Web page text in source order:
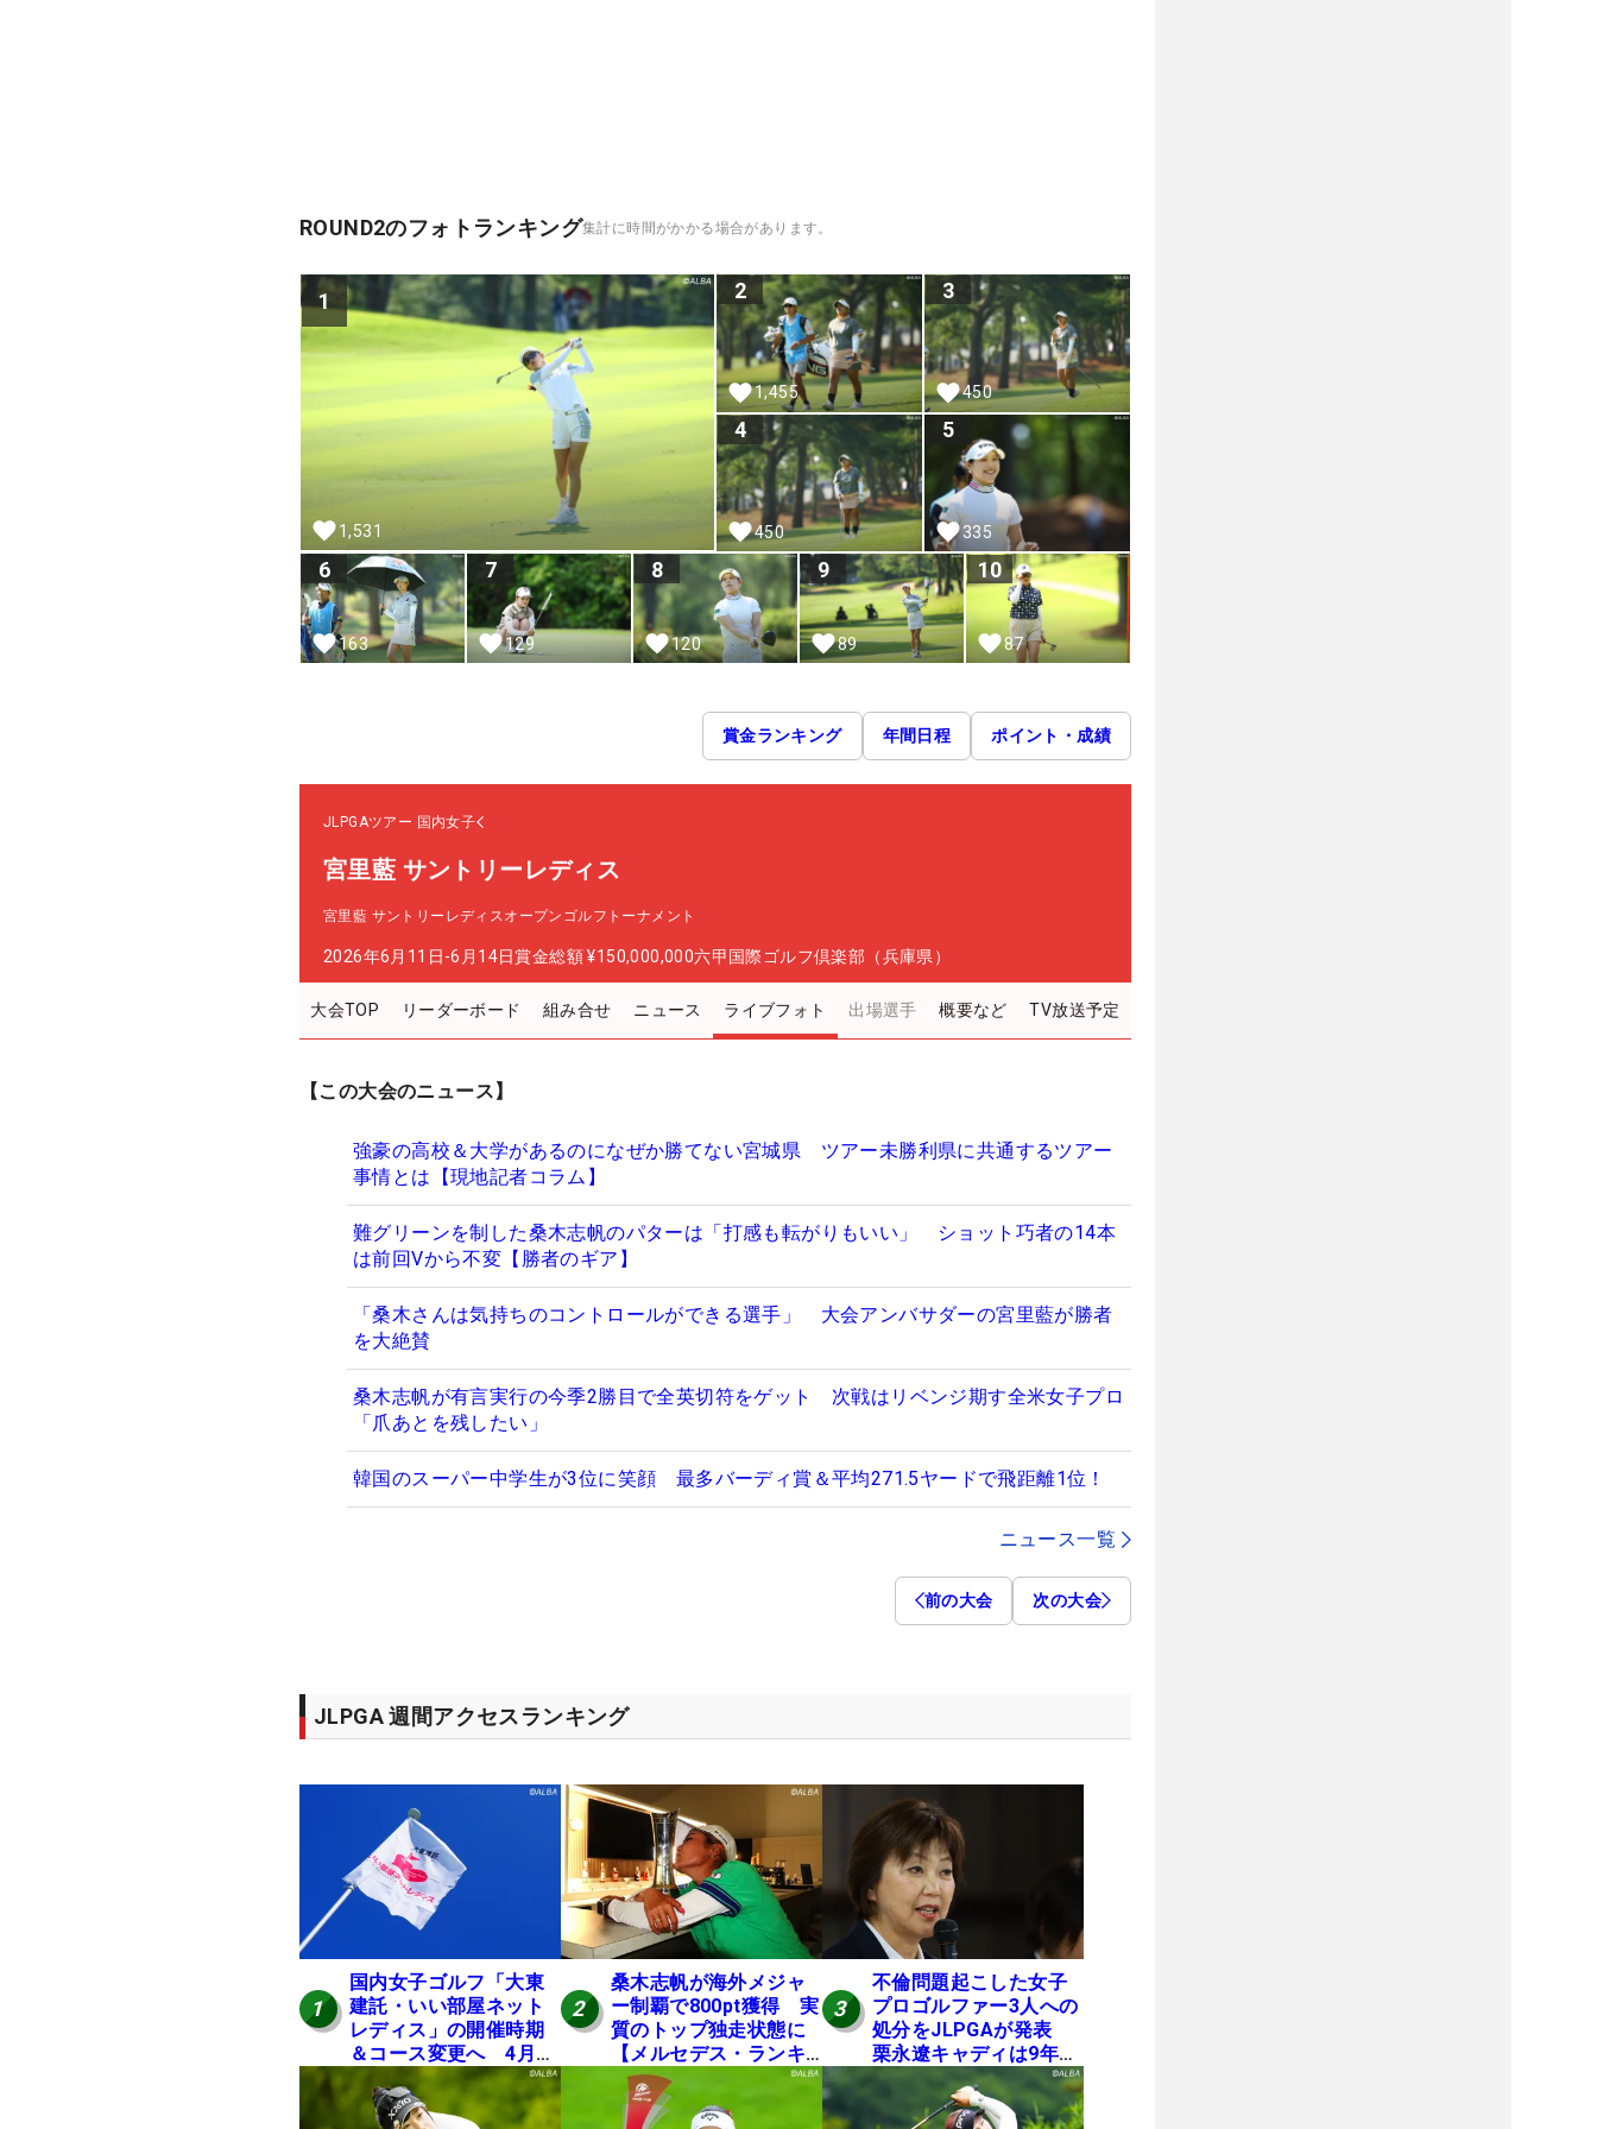
ROUND2のフォトランキング集計に時間がかかる場合があります。
1
1,531
2
1,455
3
450
4
450
5
335
6
163
7
129
8
120
9
89
10
87
賞金ランキング 年間日程 ポイント・成績
JLPGAツアー 国内女子
宮里藍 サントリーレディス
宮里藍 サントリーレディスオープンゴルフトーナメント
2026年6月11日-6月14日賞金総額 ¥150,000,000六甲国際ゴルフ倶楽部（兵庫県）
大会TOP リーダーボード 組み合せ ニュース ライブフォト 出場選手 概要など TV放送予定
【この大会のニュース】
強豪の高校＆大学があるのになぜか勝てない宮城県 ツアー未勝利県に共通するツアー
事情とは【現地記者コラム】
難グリーンを制した桑木志帆のパターは「打感も転がりもいい」 ショット巧者の14本
は前回Vから不変【勝者のギア】
「桑木さんは気持ちのコントロールができる選手」 大会アンバサダーの宮里藍が勝者
を大絶賛
桑木志帆が有言実行の今季2勝目で全英切符をゲット 次戦はリベンジ期す全米女子プロ
「爪あとを残したい」
韓国のスーパー中学生が3位に笑顔 最多バーディ賞＆平均271.5ヤードで飛距離1位！
ニュース一覧
前の大会 次の大会
JLPGA 週間アクセスランキング
1
国内女子ゴルフ「大東
建託・いい部屋ネット
レディス」の開催時期
＆コース変更へ 4月に
岐阜で開催
2
桑木志帆が海外メジャ
ー制覇で800pt獲得 実
質のトップ独走状態に
【メルセデス・ランキ
ング番外編】
3
不倫問題起こした女子
プロゴルファー3人への
処分をJLPGAが発表
栗永遼キャディは9年間
の立ち入り禁止